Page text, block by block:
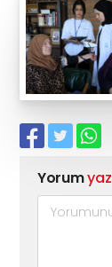
Yorumyaz